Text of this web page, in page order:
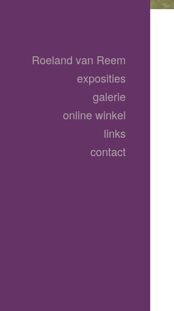
Roeland van Reem
exposities
galerie
online winkel
links
contact